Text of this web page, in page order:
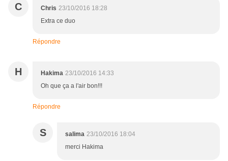
C Chris 23/10/2016 18:28
Extra ce duo
Répondre
H Hakima 23/10/2016 14:33
Oh que ça a l'air bon!!!
Répondre
S salima 23/10/2016 18:04
merci Hakima